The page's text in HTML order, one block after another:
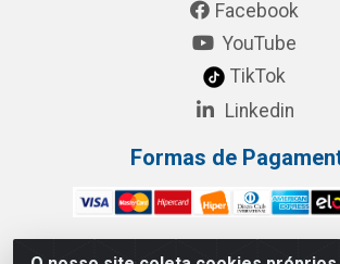
Facebook
YouTube
TikTok
Linkedin
Formas de